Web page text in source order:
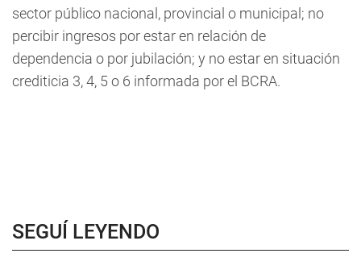
sector público nacional, provincial o municipal; no
percibir ingresos por estar en relación de
dependencia o por jubilación; y no estar en situación
crediticia 3, 4, 5 o 6 informada por el BCRA.
SEGUÍ LEYENDO